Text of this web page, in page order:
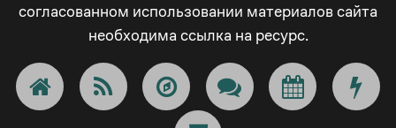
согласованном использовании материалов сайта
необходима ссылка на ресурс.